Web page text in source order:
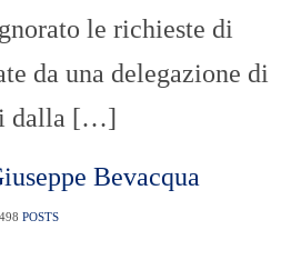
le richieste di
da una delegazione di
dalla […]
Bevacqua
POSTS